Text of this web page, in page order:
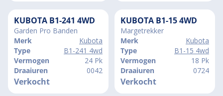
KUBOTA B1-241 4WD
Garden Pro Banden
Merk
Kubota
Type
B1-241 4wd
Vermogen
24 Pk
Draaiuren
0042
Verkocht
KUBOTA B1-15 4WD
Margetrekker
Merk
Kubota
Type
B1-15 4wd
Vermogen
18 Pk
Draaiuren
0724
Verkocht